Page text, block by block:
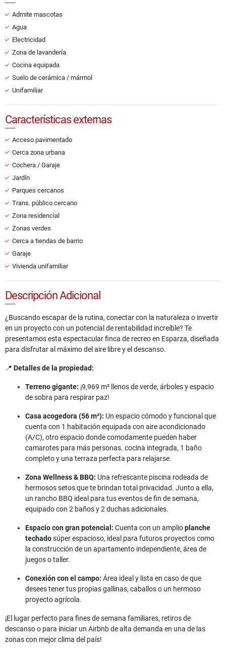
Admite mascotas
Agua
Electricidad
Zona de lavandería
Cocina equipada
Suelo de cerámica / mármol
Unifamiliar
Características externas
Acceso pavimentado
Cerca zona urbana
Cochera / Garaje
Jardín
Parques cercanos
Trans. público cercano
Zona residencial
Zonas verdes
Cerca a tiendas de barrio
Garaje
Vivienda unifamiliar
Descripción Adicional
¿Buscando escapar de la rutina, conectar con la naturaleza o invertir
en un proyecto con un potencial de rentabilidad increíble? Te
presentamos esta espectacular finca de recreo en Esparza, diseñada
para disfrutar al máximo del aire libre y el descanso.
📍 Detalles de la propiedad:
Terreno gigante: ¡9,969 m² llenos de verde, árboles y espacio
de sobra para respirar paz!
Casa acogedora (56 m²): Un espacio cómodo y funcional que
cuenta con 1 habitación equipada con aire acondicionado
(A/C), otro espacio donde comodamente pueden haber
camarotes para más personas. cocina integrada, 1 baño
completo y una terraza perfecta para relajarse.
Zona Wellness & BBQ: Una refrescante piscina rodeada de
hermosos setos que te brindan total privacidad. Junto a ella,
un rancho BBQ ideal para tus eventos de fin de semana,
equipado con 2 baños y 2 duchas adicionales.
Espacio con gran potencial: Cuenta con un amplioplanche
techadosúper espacioso, ideal para futuros proyectos como
la construcción de un apartamento independiente, área de
juegos o taller.
Conexión con el campo: Área ideal y lista en caso de que
desees tener tus propias gallinas, caballos o un hermoso
proyecto agrícola.
¡El lugar perfecto para fines de semana familiares, retiros de
descanso o para iniciar un Airbnb de alta demanda en una de las
zonas con mejor clima del país!